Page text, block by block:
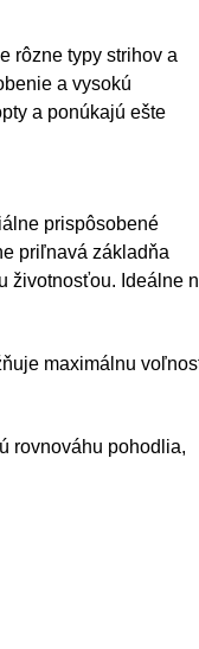
rôzne typy strihov a
a vysokú
a ponúkajú ešte
prispôsobené
priľnavá základňa
životnosťou. Ideálne
maximálnu
rovnováhu pohodlia,